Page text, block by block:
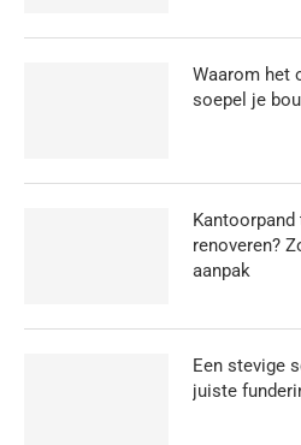
Waarom het
soepel je
renoveren?
aanpak
Een stevige
juiste